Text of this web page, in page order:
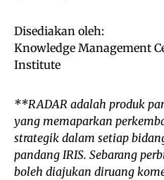
Disediakan oleh:
Knowledge Management
Institute
**RADAR adalah produk
yang memaparkan
strategik dalam setiap
pandang IRIS. Sebarang
boleh diajukan diruang